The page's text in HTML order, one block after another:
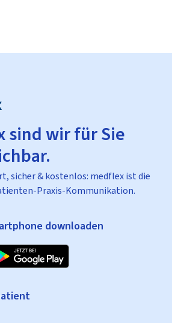
sind wir für Sie
sicher & kostenlos: medflex ist die
Praxis-Kommunikation.
downloaden